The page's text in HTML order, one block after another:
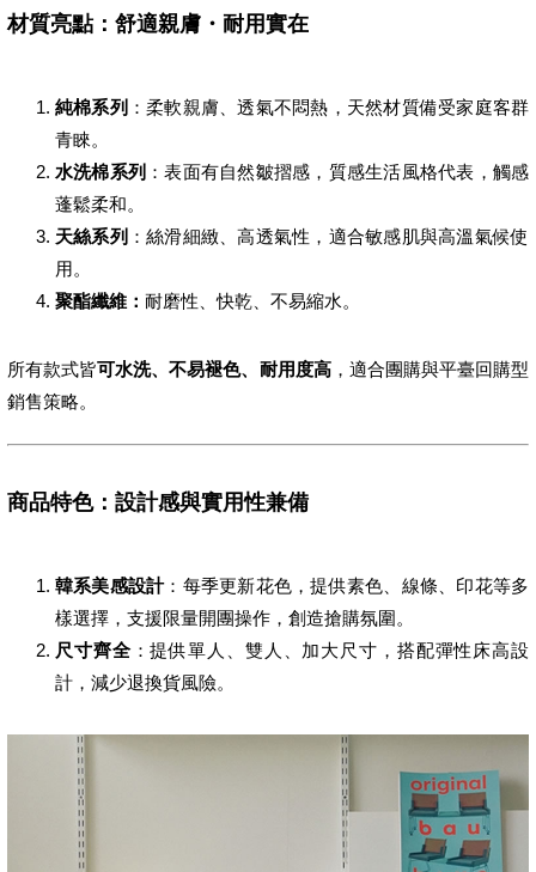
材質亮點：舒適親膚・耐用實在
純棉系列 ：柔軟親膚、透氣不悶熱，天然材質備受家庭客群
青睞。
水洗棉系列 ：表面有自然皺摺感，質感生活風格代表，觸感
蓬鬆柔和。
天絲系列 ：絲滑細緻、高透氣性，適合敏感肌與高溫氣候使
用。
聚酯纖維： 耐磨性、快乾、不易縮水。
所有款式皆可水洗、不易褪色、耐用度高，適合團購與平臺回購型
銷售策略。
商品特色：設計感與實用性兼備
韓系美感設計：每季更新花色，提供素色、線條、印花等多
樣選擇，支援限量開團操作，創造搶購氛圍。
尺寸齊全：提供單人、雙人、加大尺寸，搭配彈性床高設
計，減少退換貨風險。